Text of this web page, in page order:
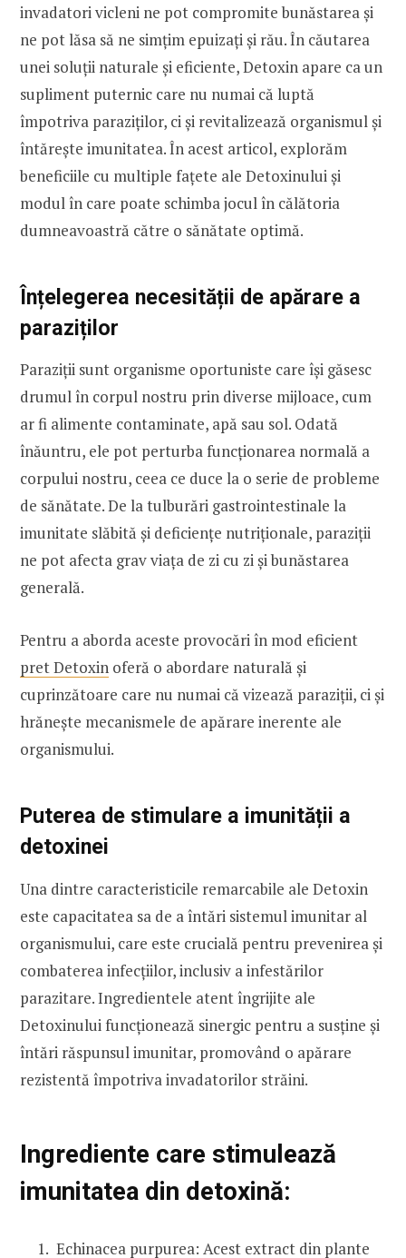
invadatori vicleni ne pot compromite bunăstarea și
ne pot lăsa să ne simțim epuizați și rău. În căutarea
unei soluții naturale și eficiente, Detoxin apare ca un
supliment puternic care nu numai că luptă
împotriva paraziților, ci și revitalizează organismul și
întărește imunitatea. În acest articol, explorăm
beneficiile cu multiple fațete ale Detoxinului și
modul în care poate schimba jocul în călătoria
dumneavoastră către o sănătate optimă.
Înțelegerea necesității de apărare a
paraziților
Paraziții sunt organisme oportuniste care își găsesc
drumul în corpul nostru prin diverse mijloace, cum
ar fi alimente contaminate, apă sau sol. Odată
înăuntru, ele pot perturba funcționarea normală a
corpului nostru, ceea ce duce la o serie de probleme
de sănătate. De la tulburări gastrointestinale la
imunitate slăbită și deficiențe nutriționale, paraziții
ne pot afecta grav viața de zi cu zi și bunăstarea
generală.
Pentru a aborda aceste provocări în mod eficient
pret Detoxin oferă o abordare naturală și
cuprinzătoare care nu numai că vizează paraziții, ci și
hrănește mecanismele de apărare inerente ale
organismului.
Puterea de stimulare a imunității a
detoxinei
Una dintre caracteristicile remarcabile ale Detoxin
este capacitatea sa de a întări sistemul imunitar al
organismului, care este crucială pentru prevenirea și
combaterea infecțiilor, inclusiv a infestărilor
parazitare. Ingredientele atent îngrijite ale
Detoxinului funcționează sinergic pentru a susține și
întări răspunsul imunitar, promovând o apărare
rezistentă împotriva invadatorilor străini.
Ingrediente care stimulează
imunitatea din detoxină:
Echinacea purpurea: Acest extract din plante